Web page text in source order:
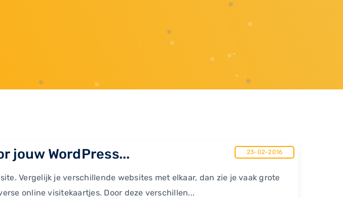
jouw WordPress... 23-02-2016
Vergelijk je verschillende websites met elkaar, dan zie je vaak grote
online visitekaartjes. Door deze verschillen...